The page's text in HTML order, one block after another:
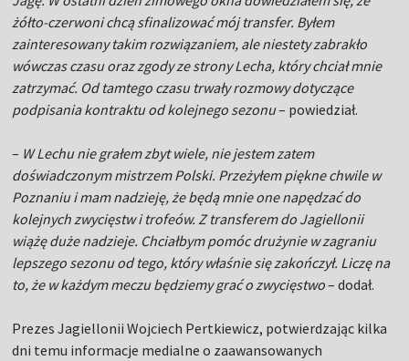
żółto-czerwoni chcą sfinalizować mój transfer. Byłem
zainteresowany takim rozwiązaniem, ale niestety zabrakło
wówczas czasu oraz zgody ze strony Lecha, który chciał mnie
zatrzymać. Od tamtego czasu trwały rozmowy dotyczące
podpisania kontraktu od kolejnego sezonu– powiedział.
– W Lechu nie grałem zbyt wiele, nie jestem zatem
doświadczonym mistrzem Polski. Przeżyłem piękne chwile w
Poznaniu i mam nadzieję, że będą mnie one napędzać do
kolejnych zwycięstw i trofeów. Z transferem do Jagiellonii
wiążę duże nadzieje. Chciałbym pomóc drużynie w zagraniu
lepszego sezonu od tego, który właśnie się zakończył. Liczę na
to, że w każdym meczu będziemy grać o zwycięstwo– dodał.
Prezes Jagiellonii Wojciech Pertkiewicz, potwierdzając kilka
dni temu informacje medialne o zaawansowanych